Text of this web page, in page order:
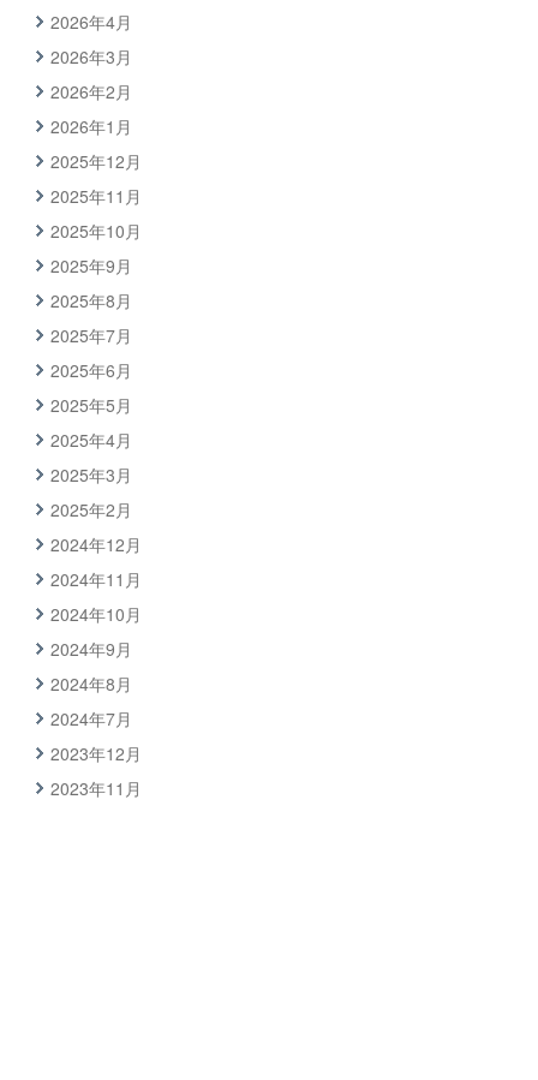
2026年4月
2026年3月
2026年2月
2026年1月
2025年12月
2025年11月
2025年10月
2025年9月
2025年8月
2025年7月
2025年6月
2025年5月
2025年4月
2025年3月
2025年2月
2024年12月
2024年11月
2024年10月
2024年9月
2024年8月
2024年7月
2023年12月
2023年11月